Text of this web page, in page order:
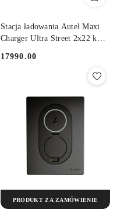
Stacja ładowania Autel Maxi
Charger Ultra Street 2x22 kW
17990.00
PRODUKT ZA ZAMÓWIENIE